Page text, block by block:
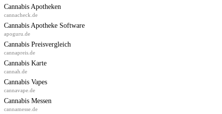
Cannabis Apotheken
cannacheck.de
Cannabis Apotheke Software
apoguru.de
Cannabis Preisvergleich
cannapreis.de
Cannabis Karte
cannah.de
Cannabis Vapes
cannavape.de
Cannabis Messen
cannamesse.de